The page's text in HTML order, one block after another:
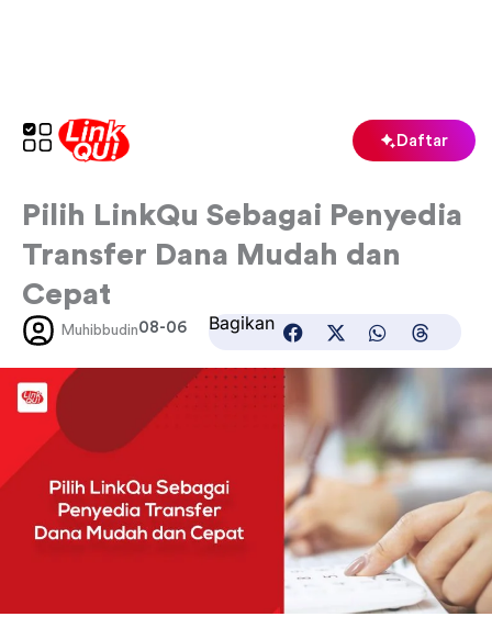
Daftar
Pilih LinkQu Sebagai Penyedia
Transfer Dana Mudah dan
Cepat
Muhibbudin08-06 Bagikan